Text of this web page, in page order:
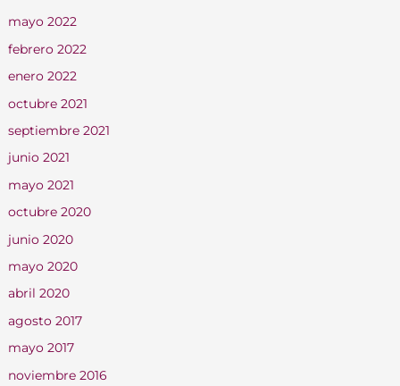
mayo 2022
febrero 2022
enero 2022
octubre 2021
septiembre 2021
junio 2021
mayo 2021
octubre 2020
junio 2020
mayo 2020
abril 2020
agosto 2017
mayo 2017
noviembre 2016